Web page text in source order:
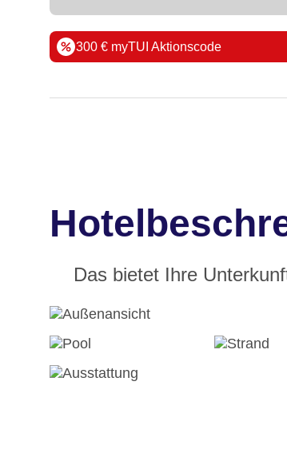
300 € myTUI Aktionscode
Das bietet Ihre